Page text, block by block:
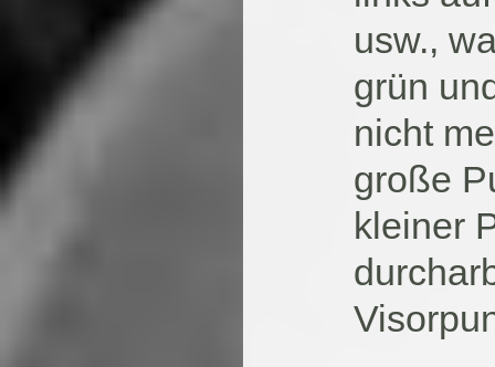
usw.,
grün
nicht
große
kleiner